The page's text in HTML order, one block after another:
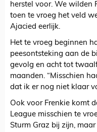
herstel voor. We wilden
toen te vroeg het veld
Ajacied eerlijk.
Het te vroeg beginnen
peesontsteking aan de
gevolg en acht tot
maanden. “Misschien
dat ik er nog niet klaar
Ook voor Frenkie komt
League misschien te
Sturm Graz bij zijn,